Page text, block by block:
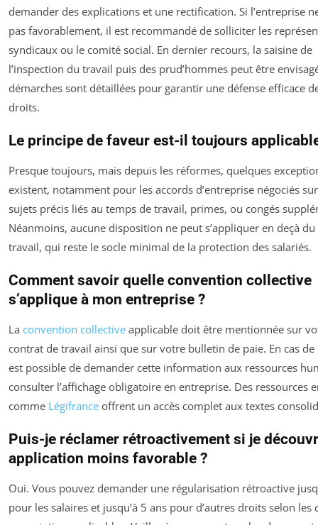
demander des explications et une rectification. Si l’entreprise
pas favorablement, il est recommandé de solliciter les
syndicaux ou le comité social. En dernier recours, la saisine de
l’inspection du travail puis des prud’hommes peut être
démarches sont détaillées pour garantir une défense efficace
droits.
Le principe de faveur est-il toujours
Presque toujours, mais depuis les réformes, quelques
existent, notamment pour les accords d’entreprise négociés
sujets précis liés au temps de travail, primes, ou congés
Néanmoins, aucune disposition ne peut s’appliquer en deçà
travail, qui reste le socle minimal de la protection des salariés.
Comment savoir quelle convention collective
s’applique à mon entreprise ?
La convention collective applicable doit être mentionnée sur
contrat de travail ainsi que sur votre bulletin de paie. En cas
est possible de demander cette information aux ressources
consulter l’affichage obligatoire en entreprise. Des ressources
comme Légifrance offrent un accès complet aux textes
Puis-je réclamer rétroactivement si je
application moins favorable ?
Oui. Vous pouvez demander une régularisation rétroactive
pour les salaires et jusqu’à 5 ans pour d’autres droits selon les